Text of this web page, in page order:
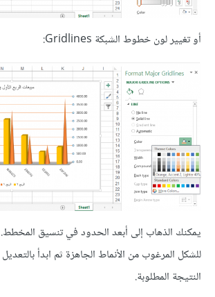
أو تغيير لون خطوط الشبكة Gridlines:
يمكنك الذهاب إلى أبعد الحدود في تنسيق المخطط.
للشكل المرغوب من الأنماط الجاهزة ثم ابدأ
النتيجة المطلوبة.